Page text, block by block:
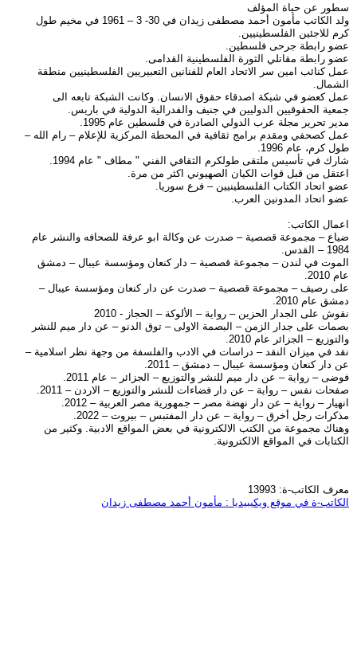
سطور عن حياة المؤلف
ولد الكاتب مأمون أحمد مصطفى زيدان في 30- 3 – 1961 في مخيم طول
كرم للاجئين الفلسطينيين.
عضو رابطة جرحى فلسطين.
عضو رابطة مقاتلي الثورة الفلسطينية القدامى.
عمل كنائب امين سر الاتحاد العام للفنانين التعبيريين الفلسطينيين منطقة
الشمال.
عمل كعضو في شبكة اصدقاء حقوق الانسان. وكانت الشبكة تابعه الى
جمعية الحقوقيين الدوليين في جنيف والفدرالية الدولية في باريس.
مدير تحرير مجلة عرب الدولي الصادرة في فلسطين عام 1995.
عمل كصحفي ومقدم برامج ثقافية في المحطة المركزية للإعلام – رام الله –
طول كرم، عام 1996.
شارك في تأسيس ملتقى طولكرم الثقافي الفني " مطاف " عام 1994.
اعتقل من قبل قوات الكيان الصهيوني اكثر من مرة.
عضو اتحاد الكتاب الفلسطينيين – فرع سوريا.
عضو اتحاد المدونين العرب.
اعمال الكاتب:
ضياع – مجموعة قصصية – صدرت عن وكالة ابو عرفة للصحافه والنشر عام
1984 – القدس.
الموت في لندن – مجموعة قصصية – دار كنعان ومؤسسة عيبال – دمشق
عام 2010.
على رصيف – مجموعة قصصية – صدرت عن دار كنعان ومؤسسة عيبال –
دمشق عام 2010.
نقوش على الجدار الحزين – رواية – الألوكة – الحجاز - 2010
بصمات على جدار الزمن – البصمة الاولى – توق الدنو – عن دار ميم للنشر
والتوزيع – الجزائر عام 2010.
نقد في ميزان النقد – دراسات في الادب والفلسفة من وجهة نظر اسلامية –
عن دار كنعان ومؤسسة عيبال – دمشق – 2011.
فوضى – رواية – عن دار ميم للنشر والتوزيع – الجزائر – عام 2011.
صفحات نفس – رواية – عن دار فضاءات للنشر والتوزيع – الاردن – 2011.
انهيار – رواية – عن دار نهضة مصر – جمهورية مصر العربية – 2012.
مذكرات رجل أخرق – رواية – عن دار المفتبس – بيروت – 2022.
وهناك مجموعة من الكتب الالكترونية في بعض المواقع الادبية. وكثير من
الكتابات في المواقع الالكترونية.
معرف الكاتب-ة: 13993
الكاتب-ة في موقع ويكيبيديا : مأمون أحمد مصطفى زيدان